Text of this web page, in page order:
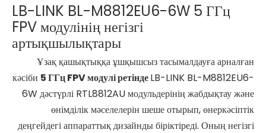
LB-LINK BL-M8812EU6-6W 5 ГГц
FPV модулінің негізгі
артықшылықтары
Ұзақ қашықтыққа ұшқышсыз тасымалдауға арналған
кәсіби 5 ГГц FPV модулі ретіндеLB-LINK BL-M8812EU6-
6W дәстүрлі RTL8812AU модульдерінің жабдықтау және
өнімділік мәселелерін шеше отырып, өнеркәсіптік
деңгейдегі аппараттық дизайнды біріктіреді. Оның негізгі